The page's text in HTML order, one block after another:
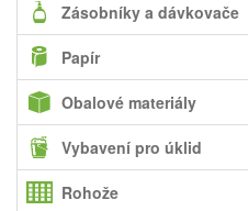
Zásobníky a dávkovače
Papír
Obalové materiály
Vybavení pro úklid
Rohože